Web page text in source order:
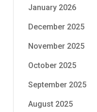
January 2026
December 2025
November 2025
October 2025
September 2025
August 2025